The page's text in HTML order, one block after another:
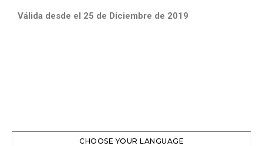
Válida desde el 25 de Diciembre de 2019
CHOOSE YOUR LANGUAGE